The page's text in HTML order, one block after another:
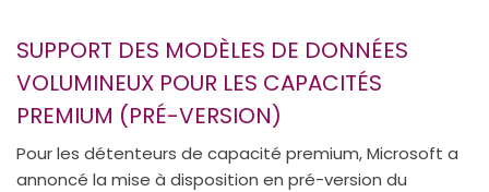
SUPPORT DES MODÈLES DE DONNÉES
VOLUMINEUX POUR LES CAPACITÉS
PREMIUM (PRÉ-VERSION)
Pour les détenteurs de capacité premium, Microsoft a
annoncé la mise à disposition en pré-version du